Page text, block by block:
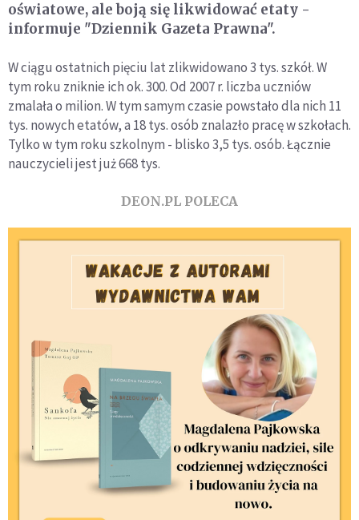
oświatowe, ale boją się likwidować etaty -
informuje "Dziennik Gazeta Prawna".
W ciągu ostatnich pięciu lat zlikwidowano 3 tys. szkół. W
tym roku zniknie ich ok. 300. Od 2007 r. liczba uczniów
zmalała o milion. W tym samym czasie powstało dla nich 11
tys. nowych etatów, a 18 tys. osób znalazło pracę w szkołach.
Tylko w tym roku szkolnym - blisko 3,5 tys. osób. Łącznie
nauczycieli jest już 668 tys.
DEON.PL POLECA